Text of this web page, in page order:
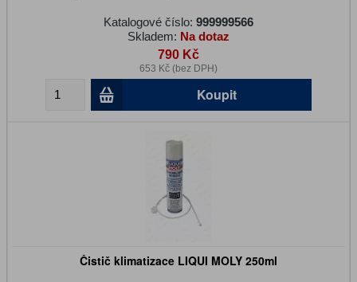
Katalogové číslo: 999999566
Skladem: Na dotaz
790 Kč
653 Kč (bez DPH)
Koupit
Čistič klimatizace LIQUI MOLY 250ml